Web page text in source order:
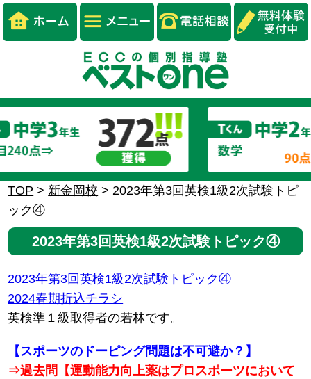
TOP > 新金岡校 >2023年第3回英検1級2次試験トピ
ック④
2023年第3回英検1級2次試験トピック④
2023年第3回英検1級2次試験トピック④
2024春期折込チラシ
英検準１級取得者の若林です。
【スポーツのドーピング問題は不可避か？】
⇒過去問【運動能力向上薬はプロスポーツにおいて